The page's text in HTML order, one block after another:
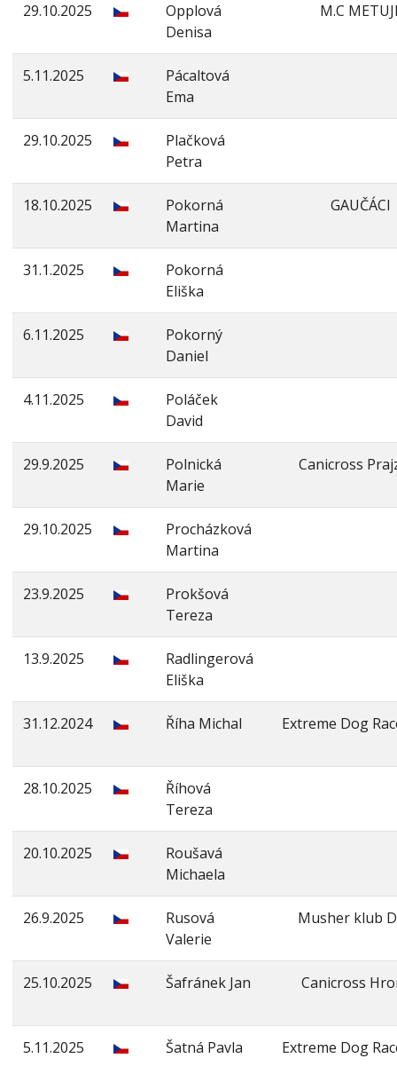
29.10.2025
Opplová
Denisa
M.C
5.11.2025
Pácaltová
Ema
29.10.2025
Plačková
Petra
18.10.2025
Pokorná
Martina
GAUČÁCI
31.1.2025
Pokorná
Eliška
6.11.2025
Pokorný
Daniel
4.11.2025
Poláček
David
29.9.2025
Polnická
Marie
Canicross
29.10.2025
Procházková
Martina
23.9.2025
Prokšová
Tereza
13.9.2025
Radlingerová
Eliška
31.12.2024 Říha Michal Extreme Dog
28.10.2025
Říhová
Tereza
20.10.2025
Roušavá
Michaela
26.9.2025
Rusová
Valerie
Musher klub
25.10.2025 Šafránek Jan Canicross
5.11.2025 Šatná Pavla Extreme Dog